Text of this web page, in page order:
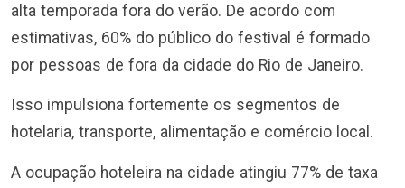
alta temporada fora do verão. De acordo com
estimativas, 60% do público do festival é formado
por pessoas de fora da cidade do Rio de Janeiro.
Isso impulsiona fortemente os segmentos de
hotelaria, transporte, alimentação e comércio local.
A ocupação hoteleira na cidade atingiu 77% de taxa